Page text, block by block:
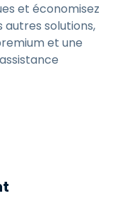
et économisez
autres solutions,
et une